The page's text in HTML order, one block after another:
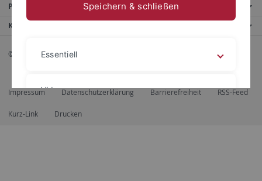
Portale
Kontaktinfo
© 2026 Eberhard Karls Universität Tübingen, Tübingen
Impressum Datenschutzerklärung Barrierefreiheit RSS-Feed
Kurz-Link Drucken
Speichern & schließen
Essentiell
Videos